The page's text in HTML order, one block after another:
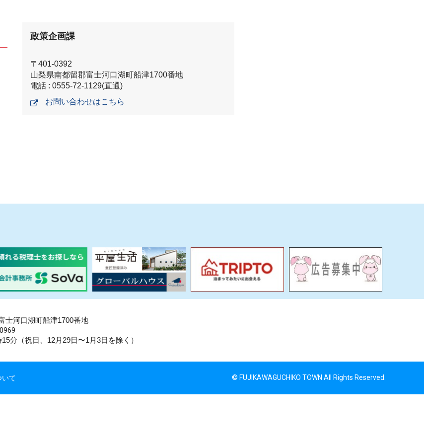
政策企画課
〒401-0392
山梨県南都留郡富士河口湖町船津1700番地
電話 : 0555-72-1129(直通)
お問い合わせはこちら
士河口湖町船津1700番地
分（祝日、12月29日〜1月3日を除く）
いて © FUJIKAWAGUCHIKO TOWN All Rights Reserved.